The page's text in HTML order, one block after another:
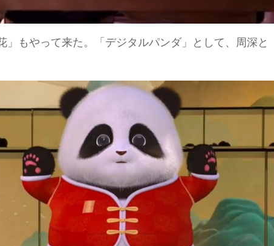
もやって来た。「デジタルパンダ」として、周深と